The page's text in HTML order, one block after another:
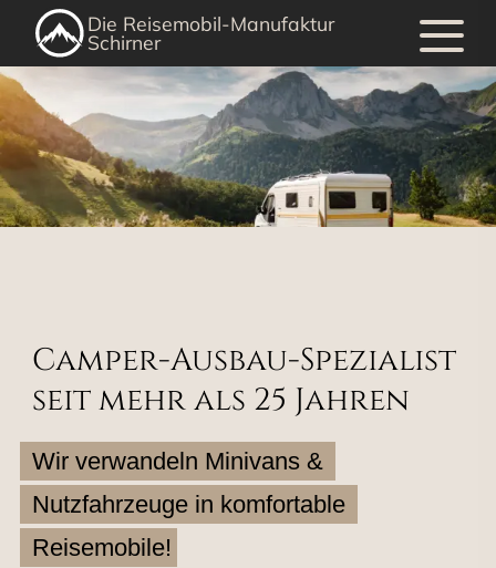
Die Reisemobil-Manufaktur
Schirner
Camper-Ausbau-Spezialist
seit mehr als 25 Jahren
Wir verwandeln Minivans &
Nutzfahrzeuge in komfortable
Reisemobile!